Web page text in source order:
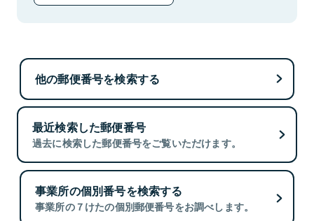
他の郵便番号を検索する
最近検索した郵便番号
過去に検索した郵便番号をご覧いただけます。
事業所の個別番号を検索する
事業所の７けたの個別郵便番号をお調べします。